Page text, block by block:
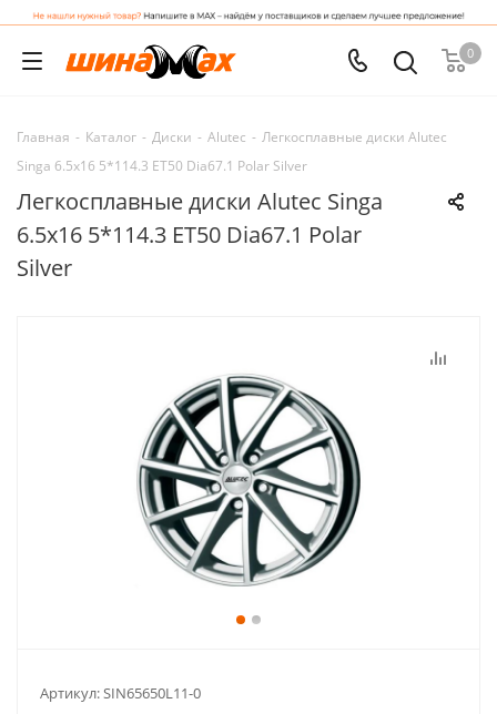
0
Главная - Каталог - Диски - Alutec - Легкосплавные диски Alutec
Singa 6.5x16 5*114.3 ET50 Dia67.1 Polar Silver
Легкосплавные диски Alutec Singa
6.5x16 5*114.3 ET50 Dia67.1 Polar
Silver
Артикул:SIN65650L11-0